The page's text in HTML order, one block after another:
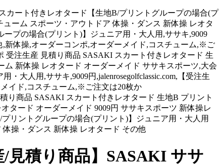
カート付きレオタード【生地B/プリントグループの場合(プ
ーム スポーツ・アウトドア 体操・ダンス 新体操 レオタ
プの場合(プリント)】ジュニア用・大人用,ササキ,9009
,新体操,オーダーコンポ,オーダーメイド,コスチューム,※ご
受注生産 見積り商品 SASAKI スカート付きレオタード 生
新体操 レオタード オーダーメイド ササキスポーツ,大会
大人用,ササキ,9009円,jalenrosegolfclassic.com,【受注生
イド,コスチューム,※ご注文は20枚か
り商品 SASAKI スカート付きレオタード 生地B プリント
タード オーダーメイド 9009円 ササキスポーツ 新体操レ
リントグループの場合(プリント)】ジュニア用・大人用
操・ダンス 新体操 レオタード その他
見積り商品】SASAKI ササ